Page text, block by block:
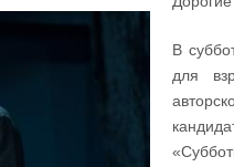
В
для